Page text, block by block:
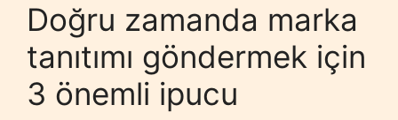
Doğru zamanda marka
tanıtımı göndermek için
3 önemli ipucu